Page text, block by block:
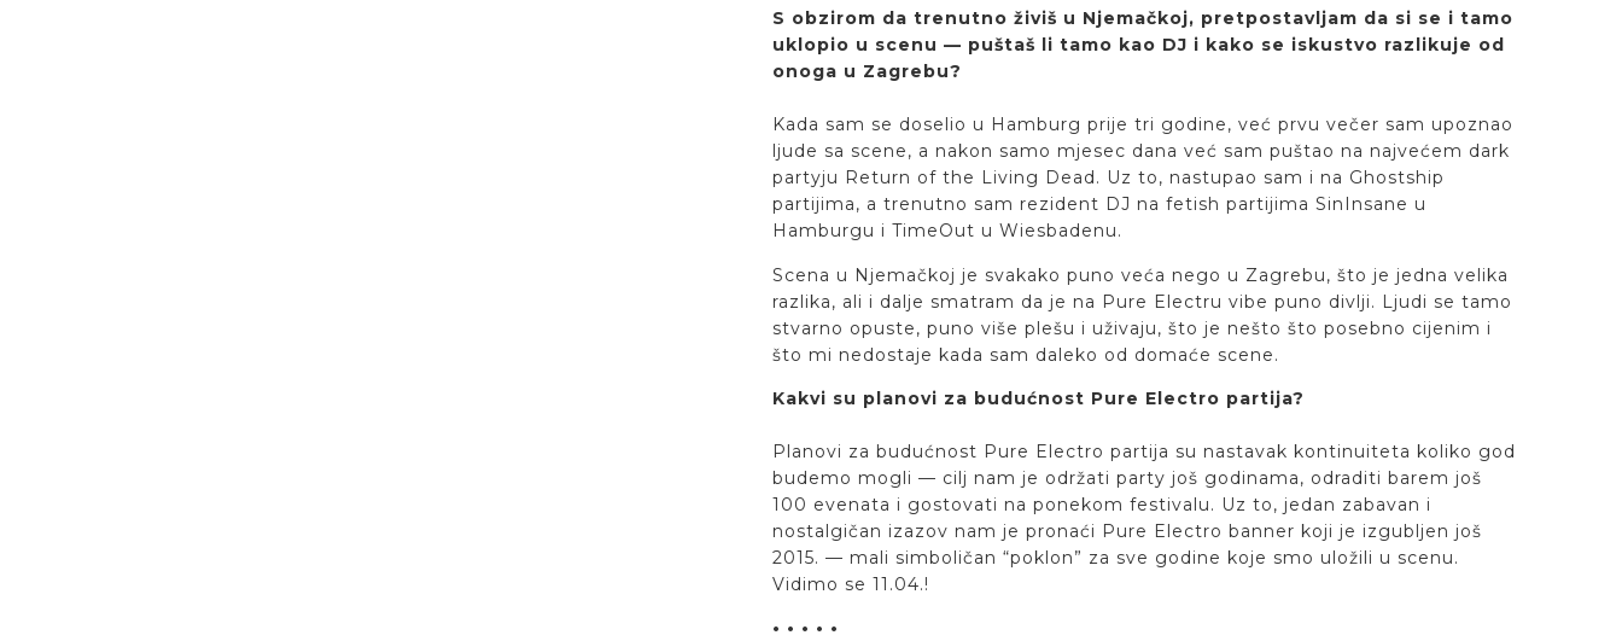
S obzirom da trenutno živiš u Njemačkoj, pretpostavljam da si se i tamo
uklopio u scenu — puštaš li tamo kao DJ i kako se iskustvo razlikuje od
onoga u Zagrebu?
Kada sam se doselio u Hamburg prije tri godine, već prvu večer sam upoznao
ljude sa scene, a nakon samo mjesec dana već sam puštao na najvećem dark
partyju Return of the Living Dead. Uz to, nastupao sam i na Ghostship
partijima, a trenutno sam rezident DJ na fetish partijima SinInsane u
Hamburgu i TimeOut u Wiesbadenu.
Scena u Njemačkoj je svakako puno veća nego u Zagrebu, što je jedna velika
razlika, ali i dalje smatram da je na Pure Electru vibe puno divlji. Ljudi se tamo
stvarno opuste, puno više plešu i uživaju, što je nešto što posebno cijenim i
što mi nedostaje kada sam daleko od domaće scene.
Kakvi su planovi za budućnost Pure Electro partija?
Planovi za budućnost Pure Electro partija su nastavak kontinuiteta koliko god
budemo mogli — cilj nam je održati party još godinama, odraditi barem još
100 evenata i gostovati na ponekom festivalu. Uz to, jedan zabavan i
nostalgičan izazov nam je pronaći Pure Electro banner koji je izgubljen još
2015. — mali simboličan “poklon” za sve godine koje smo uložili u scenu.
Vidimo se 11.04.!
• • • • •